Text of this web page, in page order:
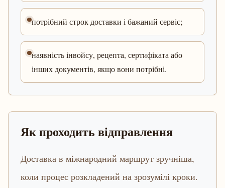
потрібний строк доставки і бажаний сервіс;
наявність інвойсу, рецепта, сертифіката або
інших документів, якщо вони потрібні.
Як проходить відправлення
Доставка в міжнародний маршрут зручніша,
коли процес розкладений на зрозумілі кроки.